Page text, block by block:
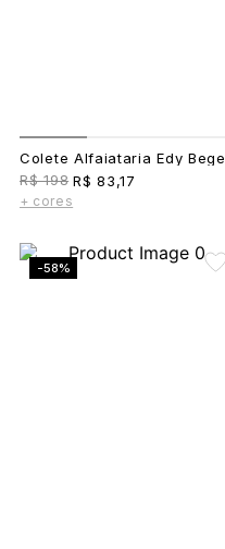
Colete Alfaiataria Edy Bege
R$ 198 R$ 83,17
+ cores
-58%